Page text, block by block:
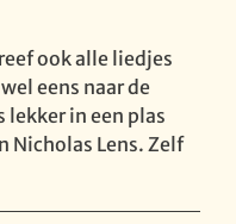
ook alle liedjes
eens naar de
lekker in een plas
Nicholas Lens. Zelf